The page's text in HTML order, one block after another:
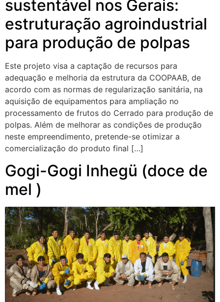
sustentável nos Gerais:
estruturação agroindustrial
para produção de polpas
Este projeto visa a captação de recursos para
adequação e melhoria da estrutura da COOPAAB, de
acordo com as normas de regularização sanitária, na
aquisição de equipamentos para ampliação no
processamento de frutos do Cerrado para produção de
polpas. Além de melhorar as condições de produção
neste empreendimento, pretende-se otimizar a
comercialização do produto final […]
Gogi-Gogi Inhegü (doce de
mel )